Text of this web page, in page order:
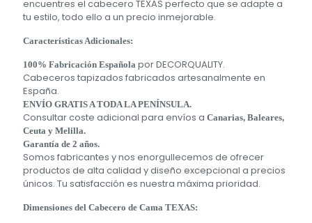
encuentres el cabecero TEXAS perfecto que se adapte a
tu estilo, todo ello a un precio inmejorable.
Características Adicionales:
100% Fabricación Española por DECORQUALITY.
Cabeceros tapizados fabricados artesanalmente en
España.
ENVÍO GRATIS A TODA LA PENÍNSULA.
Consultar coste adicional para envíos a Canarias, Baleares,
Ceuta y Melilla.
Garantía de 2 años.
Somos fabricantes y nos enorgullecemos de ofrecer
productos de alta calidad y diseño excepcional a precios
únicos. Tu satisfacción es nuestra máxima prioridad.
Dimensiones del Cabecero de Cama TEXAS: